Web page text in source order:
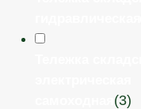
(3)